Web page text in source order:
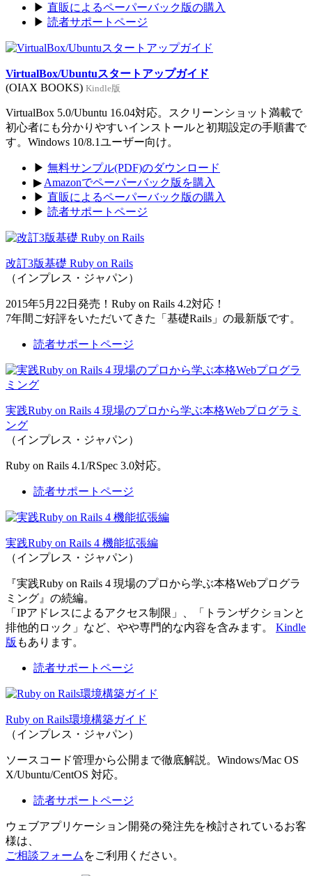
▶ 直販によるペーパーバック版の購入
▶ 読者サポートページ
VirtualBox/Ubuntuスタートアップガイド
(OIAX BOOKS) Kindle版
VirtualBox 5.0/Ubuntu 16.04対応。スクリーンショット満載で
初心者にも分かりやすいインストールと初期設定の手順書で
す。Windows 10/8.1ユーザー向け。
▶ 無料サンプル(PDF)のダウンロード
▶ Amazonでペーパーバック版を購入
▶ 直販によるペーパーバック版の購入
▶ 読者サポートページ
改訂3版基礎 Ruby on Rails
（インプレス・ジャパン）
2015年5月22日発売！Ruby on Rails 4.2対応！
7年間ご好評をいただいてきた「基礎Rails」の最新版です。
読者サポートページ
実践Ruby on Rails 4 現場のプロから学ぶ本格Webプログラミ
ング
（インプレス・ジャパン）
Ruby on Rails 4.1/RSpec 3.0対応。
読者サポートページ
実践Ruby on Rails 4 機能拡張編
（インプレス・ジャパン）
『実践Ruby on Rails 4 現場のプロから学ぶ本格Webプログラ
ミング』の続編。
「IPアドレスによるアクセス制限」、「トランザクションと
排他的ロック」など、やや専門的な内容を含みます。 Kindle
版 もあります。
読者サポートページ
Ruby on Rails環境構築ガイド
（インプレス・ジャパン）
ソースコード管理から公開まで徹底解説。Windows/Mac OS
X/Ubuntu/CentOS 対応。
読者サポートページ
ウェブアプリケーション開発の発注先を検討されているお客
様は、
ご相談フォーム をご利用ください。